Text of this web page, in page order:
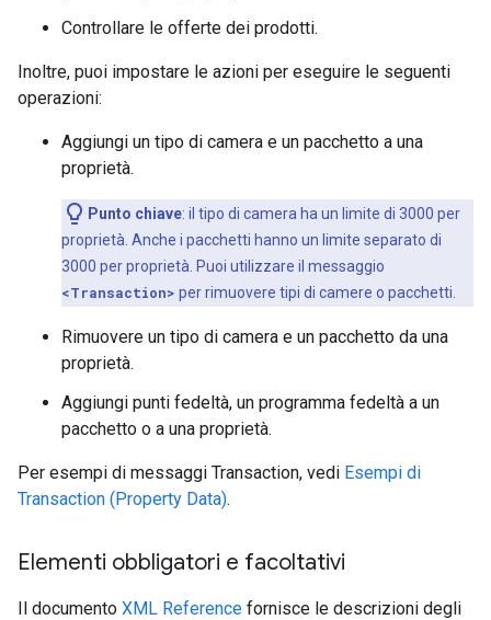
Controllare le offerte dei prodotti.
Inoltre, puoi impostare le azioni per eseguire le seguenti
operazioni:
Aggiungi un tipo di camera e un pacchetto a una
proprietà.
Punto chiave: il tipo di camera ha un limite di 3000 per
proprietà. Anche i pacchetti hanno un limite separato di
3000 per proprietà. Puoi utilizzare il messaggio
<Transaction> per rimuovere tipi di camere o pacchetti.
Rimuovere un tipo di camera e un pacchetto da una
proprietà.
Aggiungi punti fedeltà, un programma fedeltà a un
pacchetto o a una proprietà.
Per esempi di messaggi Transaction, vedi Esempi di
Transaction (Property Data).
Elementi obbligatori e facoltativi
Il documento XML Reference fornisce le descrizioni degli